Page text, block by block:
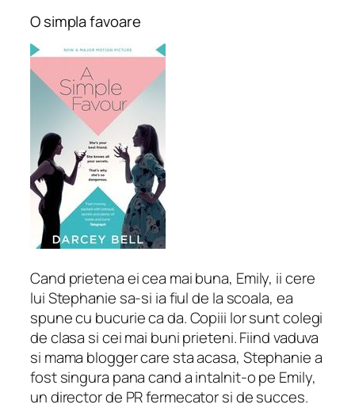
O simpla favoare
Cand prietena ei cea mai buna, Emily, ii cere
lui Stephanie sa-si ia fiul de la scoala, ea
spune cu bucurie ca da. Copiii lor sunt colegi
de clasa si cei mai buni prieteni. Fiind vaduva
si mama blogger care sta acasa, Stephanie a
fost singura pana cand a intalnit-o pe Emily,
un director de PR fermecator si de succes.